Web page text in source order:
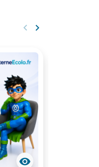
Anterior
keyboard_arrow_left Siguiente
keyboard_arrow_right
visibility